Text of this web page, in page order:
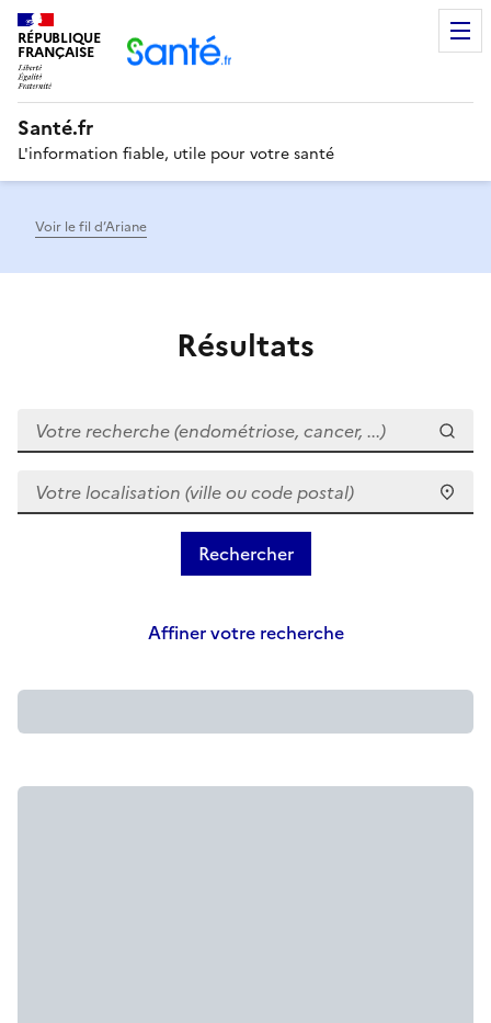
RÉPUBLIQUE
FRANÇAISE
Santé.fr
L'information fiable, utile pour votre santé
Voir le fil d’Ariane
Résultats
Votre recherche (endométriose, cancer, ...)
Votre localisation (ville ou code postal)
Affiner votre recherche